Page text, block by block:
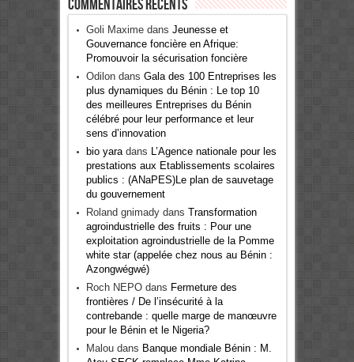
Commentaires récents
Goli Maximedans Jeunesse et
Gouvernance foncière en Afrique:
Promouvoir la sécurisation foncière
Odilondans Gala des 100 Entreprises les
plus dynamiques du Bénin : Le top 10
des meilleures Entreprises du Bénin
célébré pour leur performance et leur
sens d’innovation
bio yaradans L’Agence nationale pour les
prestations aux Etablissements scolaires
publics : (ANaPES)Le plan de sauvetage
du gouvernement
Roland gnimadydans Transformation
agroindustrielle des fruits : Pour une
exploitation agroindustrielle de la Pomme
white star (appelée chez nous au Bénin :
Azongwégwé)
Roch NEPOdans Fermeture des
frontières / De l’insécurité à la
contrebande : quelle marge de manœuvre
pour le Bénin et le Nigeria?
Maloudans Banque mondiale Bénin : M.